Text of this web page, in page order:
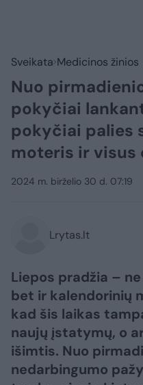
Sveikata Medicinos žinios
Nuo
pokyčiai
pokyčiai palies
moteris ir visus
2024 m. birželio 30 d. 07:19
Lrytas.lt
Liepos pradžia –
bet ir kalendorinių
kad šis laikas
naujų įstatymų, o
išimtis. Nuo
nedarbingumo